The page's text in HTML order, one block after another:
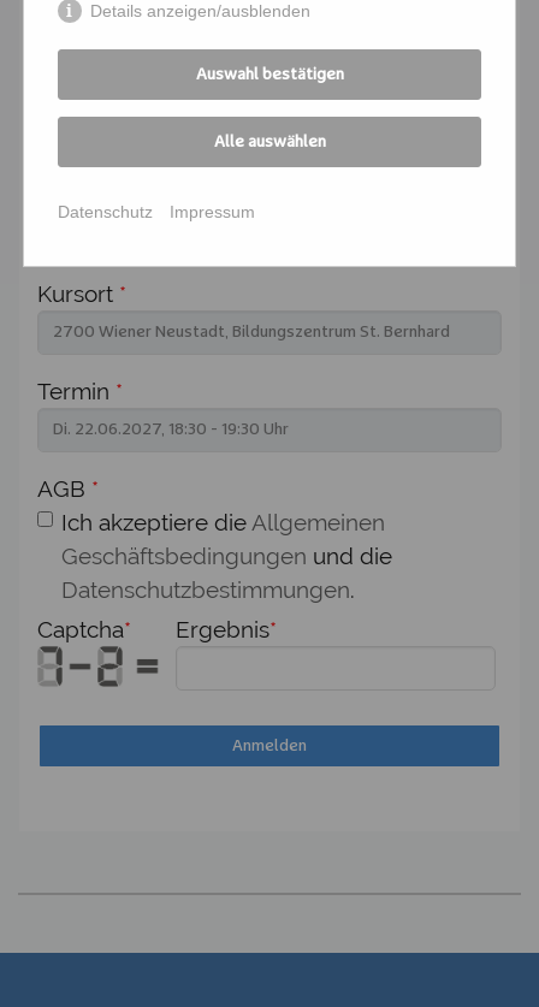
Ich melde mich für folgende
Veranstaltung an:
Kursnummer*
Kursort *
Termin *
AGB *
Ich akzeptiere die Allgemeinen
Geschäftsbedingungen und die
Datenschutzbestimmungen.
Captcha* Ergebnis*
Details anzeigen/ausblenden
Auswahl bestätigen
Alle auswählen
Datenschutz Impressum